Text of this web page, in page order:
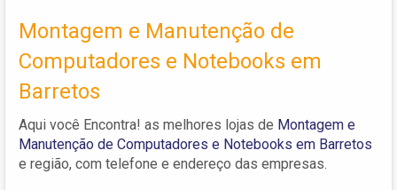
Montagem e Manutenção de
Computadores e Notebooks em
Barretos
Aqui você Encontra! as melhores lojas de Montagem e
Manutenção de Computadores e Notebooks em Barretos
e região, com telefone e endereço das empresas.